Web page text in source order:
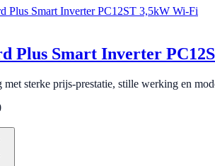
Plus Smart Inverter PC12ST 3,5kW Wi-Fi
Plus Smart Inverter
sterke prijs-prestatie, stille werking en